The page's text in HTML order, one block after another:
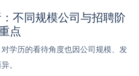
不同规模公司与招聘阶
点
学历的看待角度也因公司规模、发
。